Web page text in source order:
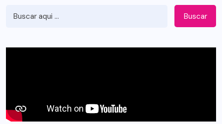
Buscar